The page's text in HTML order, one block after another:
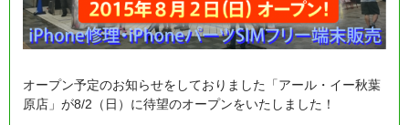
オープン予定のお知らせをしておりました「アール・イー秋葉
原店」が8/2（日）に待望のオープンをいたしました！